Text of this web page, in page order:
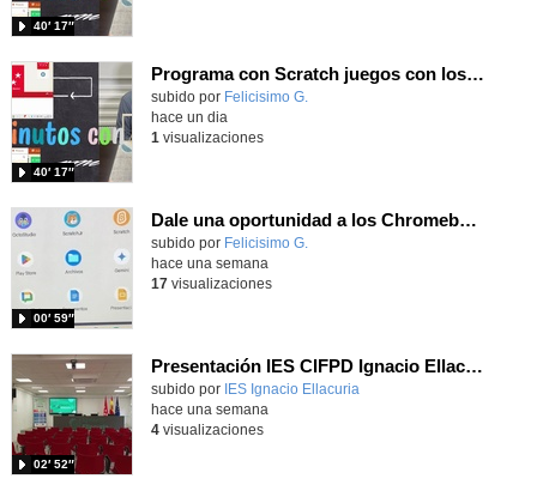
40′ 17″
Programa con Scratch juegos con los partidos del mundial 2026 ganados por España
Contenido educativo.
subido por Felicisimo G.
40′ 17″
hace un dia
1 visualizaciones
Dale una oportunidad a los Chromebooks y utiliza un proyector para realizar talleres si no tienes pantallas táctiles
Contenido educativo.
subido por Felicisimo G.
00′ 59″
hace una semana
17visualizaciones
Presentación IES CIFPD Ignacio Ellacuría
Contenido educativo.
subido por IES Ignacio Ellacuria
02′ 52″
hace una semana
4visualizaciones